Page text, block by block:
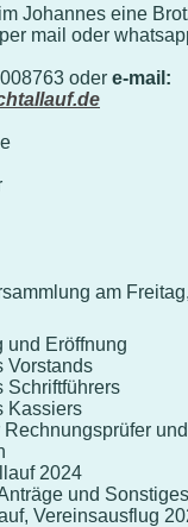
Johannes eine
mail oder
oder e-mail:
am
und Eröffnung
Vorstands
Schriftführers
Kassiers
Rechnungsprüfer
2024
und
Vereinsausflug